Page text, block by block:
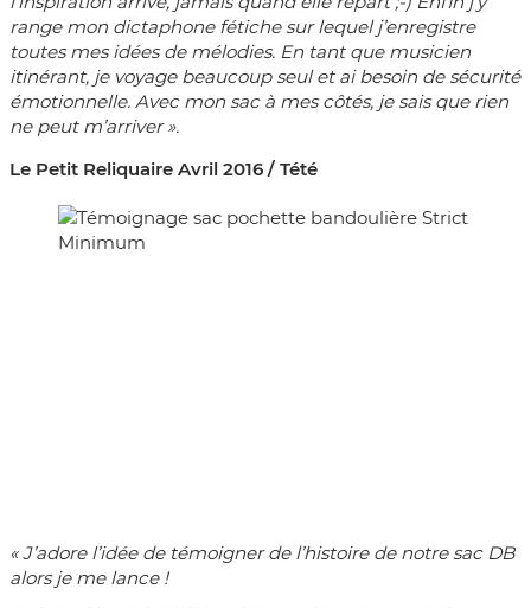
range mon dictaphone fétiche sur lequel j’enregistre
toutes mes idées de mélodies. En tant que musicien
itinérant, je voyage beaucoup seul et ai besoin de sécurité
émotionnelle. Avec mon sac à mes côtés, je sais que rien
ne peut m’arriver ».
Le Petit Reliquaire Avril 2016 / Tété
« J’adore l’idée de témoigner de l’histoire de notre sac DB
alors je me lance !